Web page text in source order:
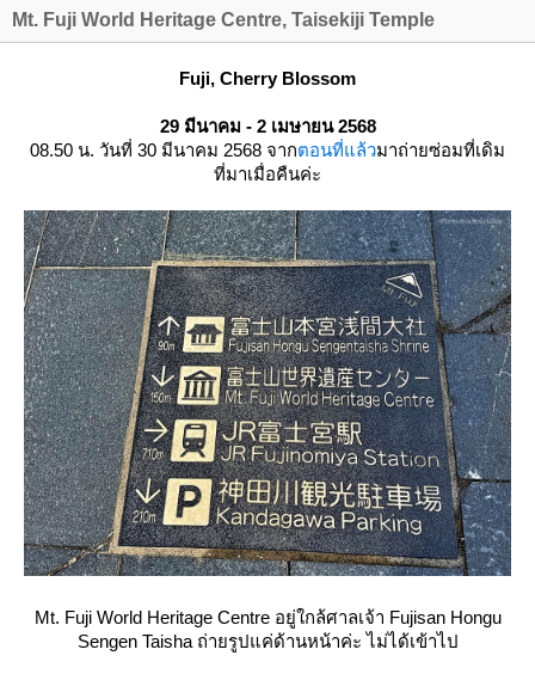
Mt. Fuji World Heritage Centre, Taisekiji Temple
Fuji, Cherry Blossom
29 มีนาคม - 2 เมษายน 2568
08.50 น. วันที่ 30 มีนาคม 2568 จากตอนที่แล้วมาถ่ายซ่อมที่เดิม
ที่มาเมื่อคืนค่ะ
Mt. Fuji World Heritage Centre อยู่ใกล้ศาลเจ้า Fujisan Hongu
Sengen Taisha ถ่ายรูปแค่ด้านหน้าค่ะ ไม่ได้เข้าไป